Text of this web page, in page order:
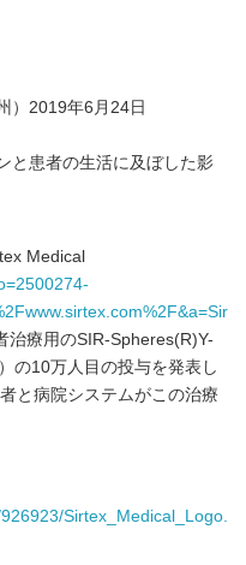
）2019年6月24日
と患者の生活に及ぼした影
Medical
治療用のSIR-Spheres(R)Y-
の10万人目の投与を発表し
と病院システムがこの治療
Sirtex_Medical_Logo.